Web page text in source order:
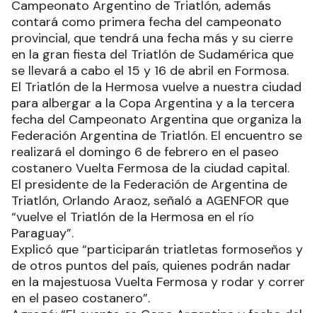
Campeonato Argentino de Triatlón, además
contará como primera fecha del campeonato
provincial, que tendrá una fecha más y su cierre
en la gran fiesta del Triatlón de Sudamérica que
se llevará a cabo el 15 y 16 de abril en Formosa.
El Triatlón de la Hermosa vuelve a nuestra ciudad
para albergar a la Copa Argentina y a la tercera
fecha del Campeonato Argentina que organiza la
Federación Argentina de Triatlón. El encuentro se
realizará el domingo 6 de febrero en el paseo
costanero Vuelta Fermosa de la ciudad capital.
El presidente de la Federación de Argentina de
Triatlón, Orlando Araoz, señaló a AGENFOR que
“vuelve el Triatlón de la Hermosa en el río
Paraguay”.
Explicó que “participarán triatletas formoseños y
de otros puntos del país, quienes podrán nadar
en la majestuosa Vuelta Fermosa y rodar y correr
en el paseo costanero”.